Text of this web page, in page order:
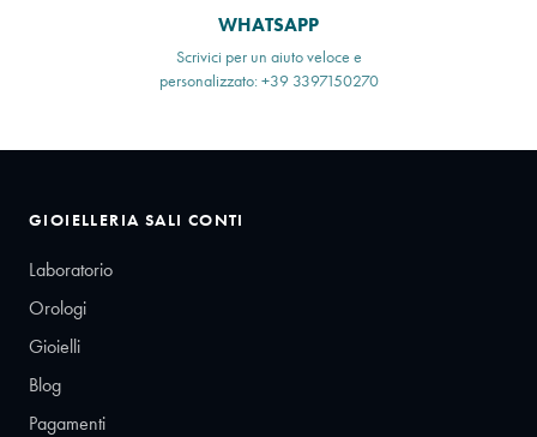
WHATSAPP
Scrivici per un aiuto veloce e
personalizzato: +39 3397150270
GIOIELLERIA SALI CONTI
Laboratorio
Orologi
Gioielli
Blog
Pagamenti